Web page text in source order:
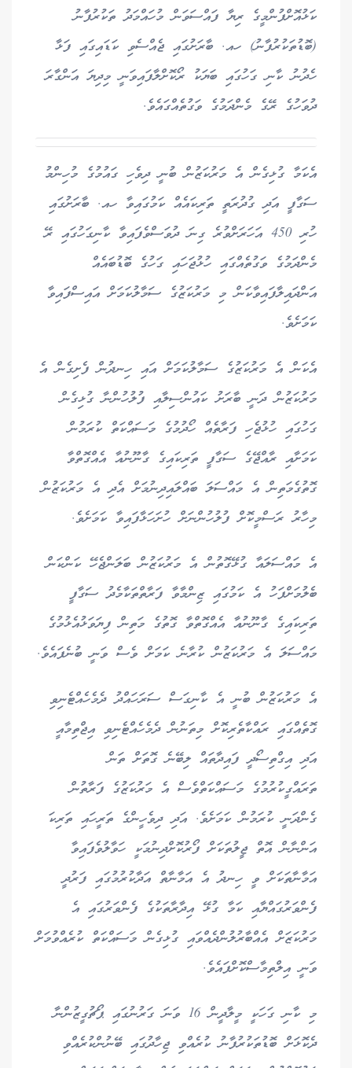
ކަޅުއޮށްފުންމީގެ ރިޔާ ފައްސަވަން މުހައްމަދު ތަކުރުފާނު
(ބޮޑުތަކުރުފާނު) ހއ. ބާރަށުގައި ޖެއްސެވި ކަޑައިގައި ފަޅާ
ހެދުނު ކާނި ގަހުގައި ބަޔަކު ރޯކޮށްލާފައިވަނީ މިދިޔަ އަންގާރަ
ދުވަހުގެ ރޭގެ މެންދަމުގެ ވަގުތެއްގައެވެ.
އެކަމާ ގުޅިގެން އެ މަރުކަޒުން ބުނީ ދިވެހި ގައުމުގެ މުހިންމު
ސަގާފީ އަދި ގުދުރަތީ ތަރިކައެއް ކަމުގައިވާ ހއ. ބާރަށުގައި
ހުރި 450 އަހަރަށްވުރެ ގިނަ ދުވަސްވެފައިވާ ކާނިގަހުގައި ރޭ
މެންދަމުގެ ވަގުތެއްގައި ހުޅުޖަހައި ގަހުގެ ބޮޑުބައެއް
އަންދައިލާފައިވާކަން މި މަރުކަޒުގެ ސަމާލުކަމަށް އައިސްފައިވާ
ކަމަށެވެ.
އެކަން އެ މަރުކަޒުގެ ސަމާލުކަމަށް އައި ހިނދުން ފެށިގެން އެ
މަރުކަޒުން ދަނީ ބާރަށު ކައުންސިލާއި ފުލުހުންނާ ގުޅިގެން
ގަހުގައި ހުޅުޖެހި ފަރާތެއް ހޯދުމުގެ މަސައްކަތް ކުރަމުން
ކަމަށާއި ރާއްޖޭގެ ސަގާފީ ތަރިކައިގެ ގާނޫނުއާ އެއްގޮތްވާ
ގޮތުގެމަތިން އެ މައްސަލަ ބައްލައިދިނުމަށް އެދި އެ މަރުކަޒުން
މިހާރު ރަސްމީކޮށް ފުލުހުންނަށް ހުށަހަޅާފައިވާ ކަމަށެވެ.
އެ މައްސަލައާ ގުޅޭގޮތުން އެ މަރުކަޒުން ބަލަންޖެހޭ ކަންކަން
ބެލުމަށްފަހު އެ ކަމުގައި ޒިންމާވާ ފަރާތްތަކާމެދު ސަގާފީ
ތަރިކައިގެ ގާނޫނުއާ އެއްގޮތްވާ ގޮތުގެ މަތިން ފިޔަވަޅުއެޅުމުގެ
މައްސަލަ އެ މަރުކަޒުން ކުރާނެ ކަމަށް ވެސް ވަނީ ބުނެފައެވެ.
އެ މަރުކަޒުން ބުނީ އެ ކާނިގަސް ސަރަހައްދު ދެމެހެއްޓެނިވި
ގޮތެއްގައި ރައްކާތެރިކޮށް މިތަނުން ދެމެހެއްޓެނިވި އިޖްތިމާއީ
އަދި އިގްތިސޯދީ ފައިދާތައް ލިބޭނެ ގޮތަށް ތަން
ތަރައްގީކުރުމުގެ މަސައްކަތްވެސް އެ މަރުކަޒުގެ ފަރާތުން
ގެންދަނީ ކުރަމުން ކަމަށެވެ. އަދި ދިވެހީންގެ ތަރީހައި ތަރިކަ
އަންނާން އޮތް ޖީލުތަކަށް ފޯރުކޮށްދިނުމަކީ ހަވާލުވެފައިވާ
އަމާނާތަކަށް ވީ ހިނދު އެ އަމާނާތް އަދާކުރުމުގައި ފަރުދީ
ފެންވަރުގައްޔާއި ކަމާ ގުޅޭ އިދާރާތަކުގެ ފެންވަރުގައި އެ
މަރުކަޒަށް އެއްބާރުލުންދެއްވައި ގުޅިގެން މަސައްކަތް ކުރެއްވުމަށް
ވަނީ އިލްތިމާސްކޮށްފައެވެ.
މި ކާނި ގަހަކީ މީލާދީން 16 ވަނަ ގަރުނުގައި ޕޯޗުގީޒުންނާ
ދެކޮޅަށް ބޮޑުތަކުރުފާނު ކުރެއްވި ޖިހާދުގައި ބޭނުންކުރެއްވި